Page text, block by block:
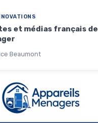
et médias français de
Beaumont